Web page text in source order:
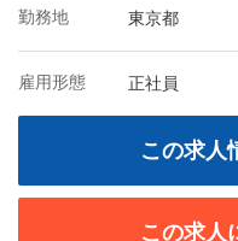
勤務地 東京都
雇用形態 正社員
この求人
この求人